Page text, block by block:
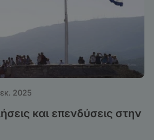
2025
και επενδύσεις στην